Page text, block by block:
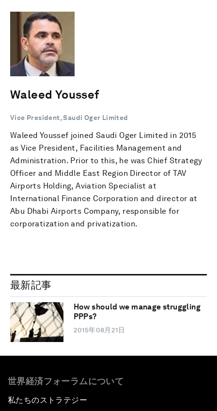
Waleed Youssef
Vice President, Saudi Oger Limited
Waleed Youssef joined Saudi Oger Limited in 2015
as Vice President, Facilities Management and
Administration. Prior to this, he was Chief Strategy
Officer and Middle East Region Director of TAV
Airports Holding, Aviation Specialist at
International Finance Corporation and director at
Abu Dhabi Airports Company, responsible for
corporatization and privatization.
最新記事
How should we manage struggling
PPPs?
2015年08月21日
世界経済フォーラムについて
私たちのストラテジー